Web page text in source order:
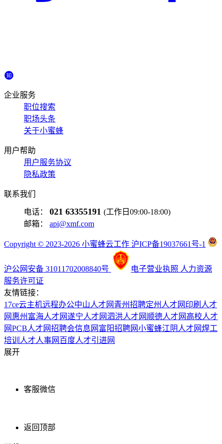
企业服务
职位搜索
职场头条
关于小蜜蜂
用户帮助
用户服务协议
隐私政策
联系我们
电话： 021 63355191 (工作日09:00-18:00)
邮箱： api@xmf.com
Copyright © 2023-2026 小蜜蜂云工作 沪ICP备19037661号-1
沪公网安备 31011702008840号 电子营业执照 人力资源
服务许可证
友情链接：
17ce云主机远程办公中山人才网 青州招聘定州人才网 印刷人才
网 惠州富海人才网遂宁人才网泗洪人才网 顺德人才网 高校人才
网PCB人才网招聘会信息网 富阳招聘网小蜜蜂江阴人才网焊工
培训 人才人事网 百度人才引进网
展开
客服微信
返回顶部